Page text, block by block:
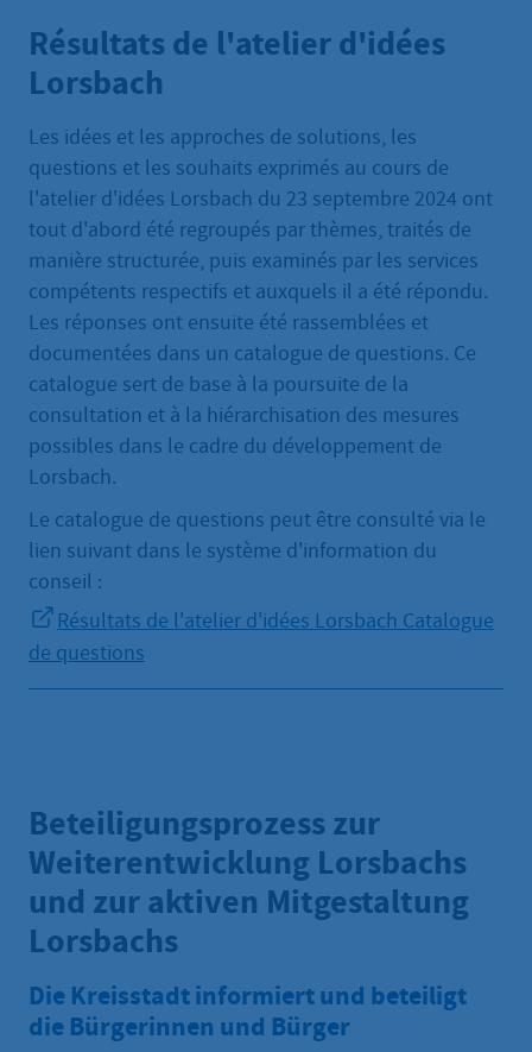
Résultats de l'atelier d'idées
Lorsbach
Les idées et les approches de solutions, les
questions et les souhaits exprimés au cours de
l'atelier d'idées Lorsbach du 23 septembre 2024 ont
tout d'abord été regroupés par thèmes, traités de
manière structurée, puis examinés par les services
compétents respectifs et auxquels il a été répondu.
Les réponses ont ensuite été rassemblées et
documentées dans un catalogue de questions. Ce
catalogue sert de base à la poursuite de la
consultation et à la hiérarchisation des mesures
possibles dans le cadre du développement de
Lorsbach.
Le catalogue de questions peut être consulté via le
lien suivant dans le système d'information du
conseil :
Résultats de l'atelier d'idées Lorsbach Catalogue
de questions
Beteiligungsprozess zur
Weiterentwicklung Lorsbachs
und zur aktiven Mitgestaltung
Lorsbachs
Die Kreisstadt informiert und beteiligt
die Bürgerinnen und Bürger